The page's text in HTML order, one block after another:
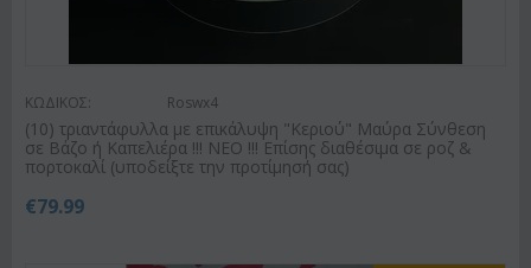
ΚΩΔΙΚΟΣ: Roswx4
(10) τριαντάφυλλα με επικάλυψη "Κεριού" Μαύρα Σύνθεση
σε Βάζο ή Καπελιέρα !!! ΝΕΟ !!! Επίσης διαθέσιμα σε ροζ &
πορτοκαλί (υποδείξτε την προτίμησή σας)
€79.99